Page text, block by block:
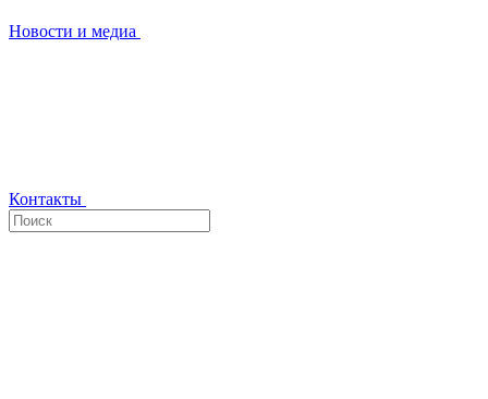
Новости и медиа
Контакты